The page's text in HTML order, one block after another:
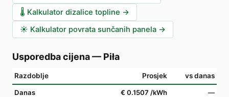
🌡️ Kalkulator dizalice topline →
☀️ Kalkulator povrata sunčanih panela →
Usporedba cijena— Piła
Razdoblje Prosjek vs danas
Danas € 0.1507 /kWh
—